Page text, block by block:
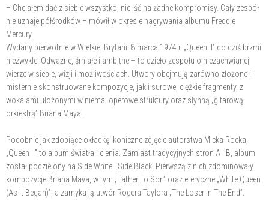
– Chciałem dać z siebie wszystko, nie iść na żadne kompromisy. Cały zespół
nie uznaje półśrodków – mówił w okresie nagrywania albumu Freddie
Mercury.
Wydany pierwotnie w Wielkiej Brytanii 8 marca 1974 r. „Queen II” do dziś brzmi
niezwykle. Odważne, śmiałe i ambitne – to dzieło zespołu o niezachwianej
wierze w siebie, wizji i możliwościach. Utwory obejmują zarówno złożone i
misternie skonstruowane kompozycje, jak i surowe, ciężkie fragmenty, z
wokalami ułożonymi w niemal operowe struktury oraz słynną „gitarową
orkiestrą” Briana Maya.
Podobnie jak zdobiące okładkę ikoniczne zdjęcie autorstwa Micka Rocka,
„Queen II” to album światła i cienia. Zamiast tradycyjnych stron A i B, album
został podzielony na Side White i Side Black. Pierwszą z nich zdominowały
kompozycje Briana Maya, w tym „Father To Son” oraz eteryczne „White Queen
(As It Began)”, a zamyka ją utwór Rogera Taylora „The Loser In The End”.